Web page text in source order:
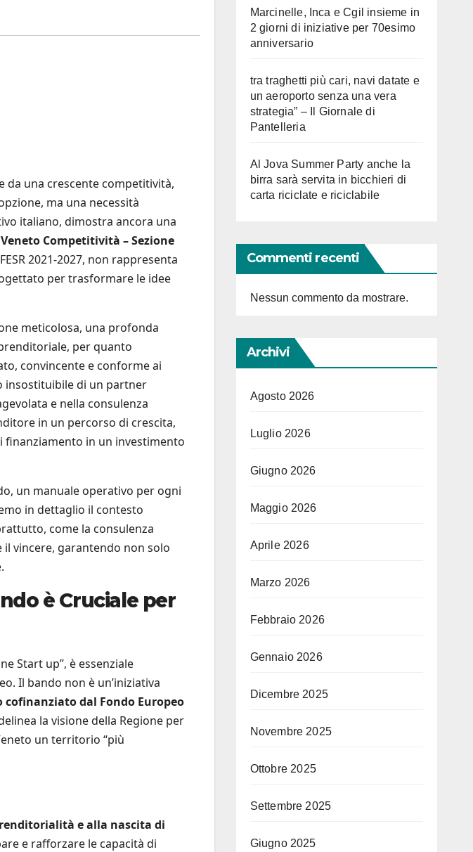
da una crescente competitività,
ma una necessità
italiano, dimostra ancora una
Competitività – Sezione
2021-2027, non rappresenta
per trasformare le idee
meticolosa, una profonda
per quanto
convincente e conforme ai
insostituibile di un partner
e nella consulenza
in un percorso di crescita,
finanziamento in un investimento
un manuale operativo per ogni
in dettaglio il contesto
come la consulenza
vincere, garantendo non solo
è Cruciale per
Start up”, è essenziale
Il bando non è un’iniziativa
cofinanziato dal Fondo Europeo
la visione della Regione per
un territorio “più
e alla nascita di
e rafforzare le capacità di
Marcinelle, Inca e Cgil insieme in
2 giorni di iniziative per 70esimo
anniversario
tra traghetti più cari, navi datate e
un aeroporto senza una vera
strategia” – Il Giornale di
Pantelleria
Al Jova Summer Party anche la
birra sarà servita in bicchieri di
carta riciclate e riciclabile
Commenti recenti
Nessun commento da mostrare.
Archivi
Agosto 2026
Luglio 2026
Giugno 2026
Maggio 2026
Aprile 2026
Marzo 2026
Febbraio 2026
Gennaio 2026
Dicembre 2025
Novembre 2025
Ottobre 2025
Settembre 2025
Giugno 2025